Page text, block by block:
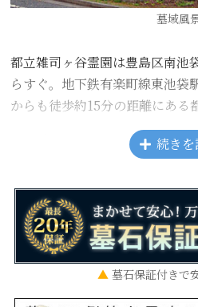
墓域風
都立雑司ヶ谷霊園は豊島区南池
らすぐ。地下鉄有楽町線東池袋
からも徒歩約15分の距離にある
夏目漱石、泉鏡花、ジョン万次
が多くあり、現在でも多くの方
続きを
▲ 墓石保証付きで